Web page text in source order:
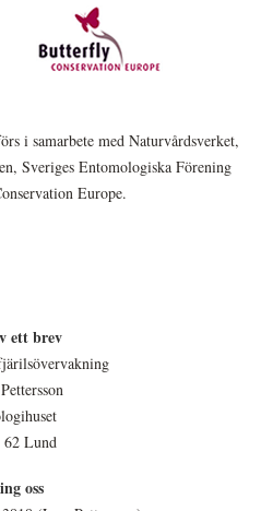
i samarbete med Naturvårdsverket,
Sveriges Entomologiska Förening
Europe.
ett brev
62 Lund
oss